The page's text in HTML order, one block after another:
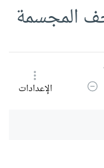
المجسمة
الخط
تقليل حجم الخطالإعدادات